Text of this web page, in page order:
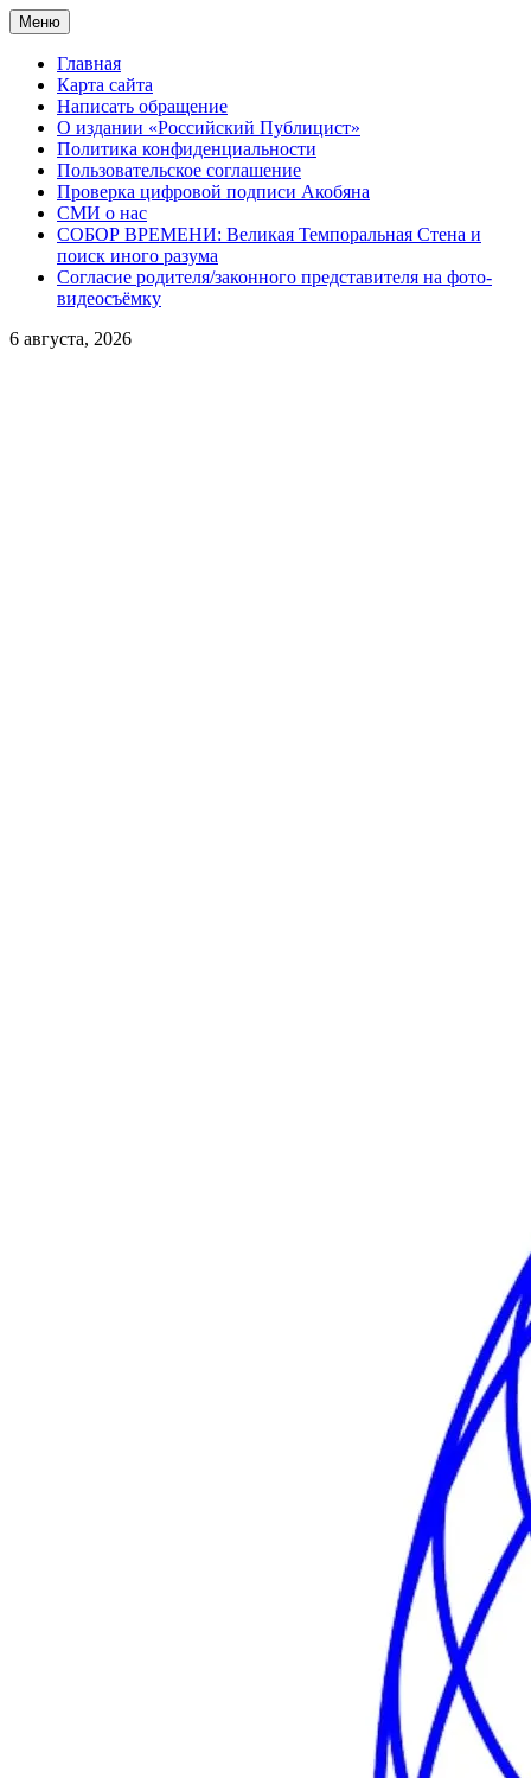
Перейти
к
содержимому
Меню
Главная
Карта сайта
Написать обращение
О издании «Российский Публицист»
Политика конфиденциальности
Пользовательское соглашение
Проверка цифровой подписи Акобяна
СМИ о нас
СОБОР ВРЕМЕНИ: Великая Темпоральная Стена и
поиск иного разума
Согласие родителя/законного представителя на фото-
видеосъёмку
6 августа, 2026